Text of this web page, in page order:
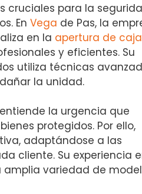
cruciales para la
En Vega de Pas, la
en la apertura de
y eficientes. Su
utiliza técnicas
la unidad.
la urgencia que
protegidos. Por ello,
adaptándose a las
cliente. Su experiencia
variedad de